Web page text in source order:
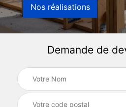
Nos réalisations
Demande de